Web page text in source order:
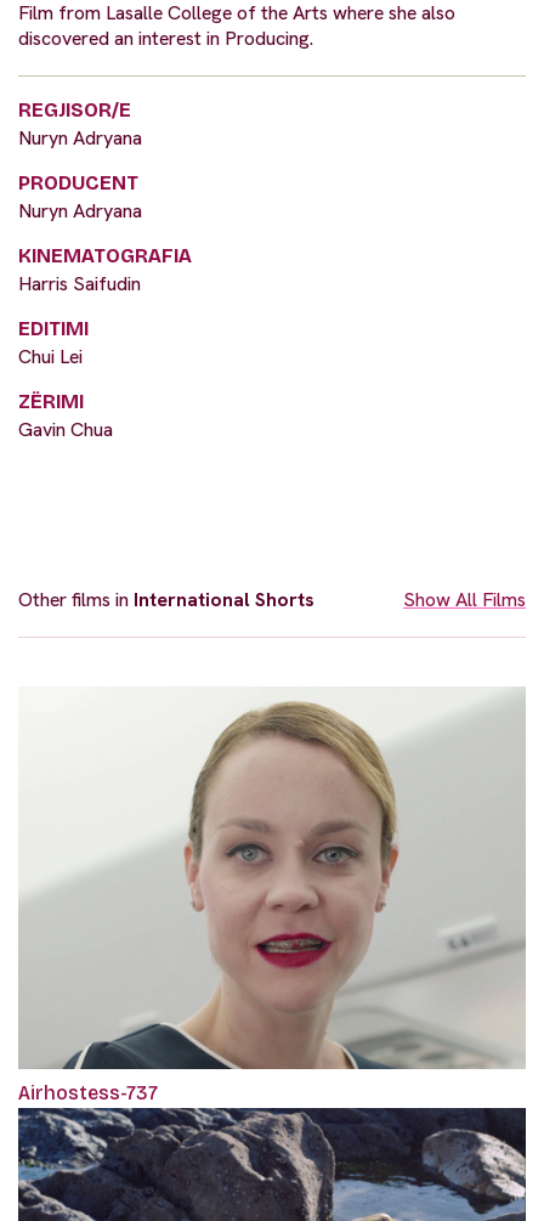
Film from Lasalle College of the Arts where she also
discovered an interest in Producing.
REGJISOR/E
Nuryn Adryana
PRODUCENT
Nuryn Adryana
KINEMATOGRAFIA
Harris Saifudin
EDITIMI
Chui Lei
ZËRIMI
Gavin Chua
Other films in International Shorts Show All Films
Airhostess-737